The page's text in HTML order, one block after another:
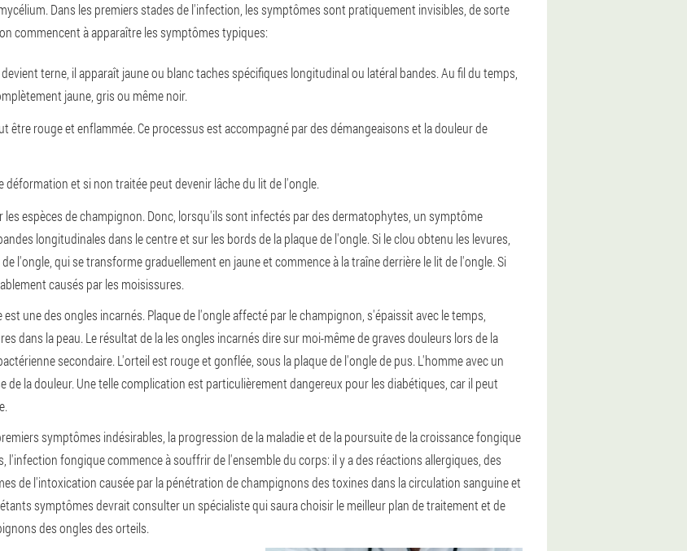
Dans les premiers stades de l'infection, les symptômes sont pratiquement invisibles, de sorte
commencent à apparaître les symptômes typiques:
terne, il apparaît jaune ou blanc taches spécifiques longitudinal ou latéral bandes. Au fil du temps,
jaune, gris ou même noir.
être rouge et enflammée. Ce processus est accompagné par des démangeaisons et la douleur de
déformation et si non traitée peut devenir lâche du lit de l'ongle.
les espèces de champignon. Donc, lorsqu'ils sont infectés par des dermatophytes, un symptôme
longitudinales dans le centre et sur les bords de la plaque de l'ongle. Si le clou obtenu les levures,
l'ongle, qui se transforme graduellement en jaune et commence à la traîne derrière le lit de l'ongle. Si
causés par les moisissures.
une des ongles incarnés. Plaque de l'ongle affecté par le champignon, s'épaissit avec le temps,
dans la peau. Le résultat de la les ongles incarnés dire sur moi-même de graves douleurs lors de la
secondaire. L'orteil est rouge et gonflée, sous la plaque de l'ongle de pus. L'homme avec un
de la douleur. Une telle complication est particulièrement dangereux pour les diabétiques, car il peut
symptômes indésirables, la progression de la maladie et de la poursuite de la croissance fongique
l'infection fongique commence à souffrir de l'ensemble du corps: il y a des réactions allergiques, des
de l'intoxication causée par la pénétration de champignons des toxines dans la circulation sanguine et
symptômes devrait consulter un spécialiste qui saura choisir le meilleur plan de traitement et de
des ongles des orteils.